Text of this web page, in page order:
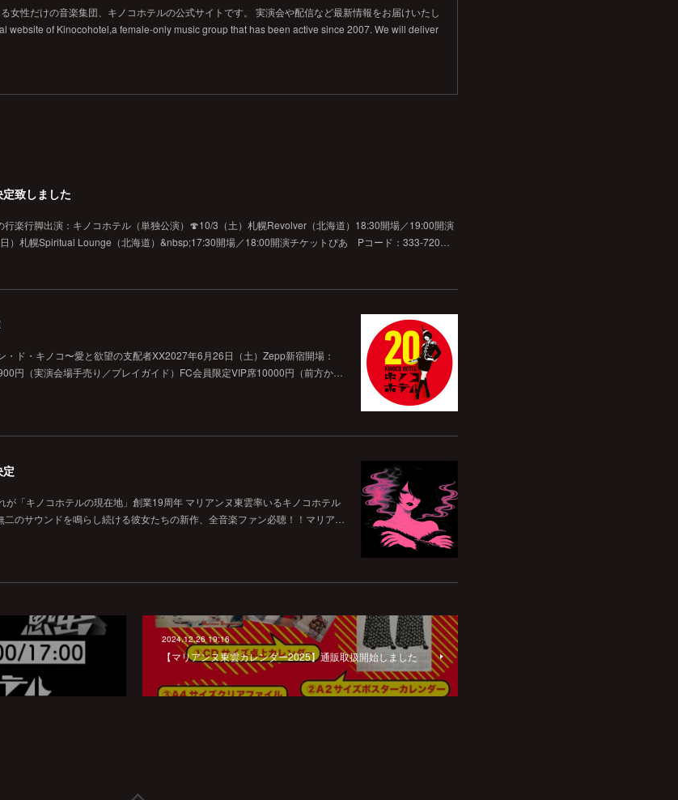
女性だけの音楽集団、キノコホテルの公式サイトです。 実演会や配信など最新情報をお届けいたし
website of Kinocohotel,a female-only music group that has been active since 2007. We will deliver
定致しました
楽行脚出演：キノコホテル（単独公演）🍄10/3（土）札幌Revolver（北海道）18:30開場／19:00開演
）札幌Spiritual Lounge（北海道）&nbsp;17:30開場／18:00開演チケットぴあ Pコード：333-720…
ド・キノコ〜愛と欲望の支配者XX2027年6月26日（土）Zepp新宿開場：
円（実演会場手売り／プレイガイド）FC会員限定VIP席10000円（前方か…
「キノコホテルの現在地」創業19周年 マリアンヌ東雲率いるキノコホテル
のサウンドを鳴らし続ける彼女たちの新作、全音楽ファン必聴！！マリア…
2024.12.26 19:16
【マリアンヌ東雲カレンダー2025】通販取扱開始しました